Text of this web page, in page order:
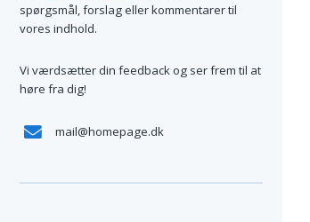
spørgsmål, forslag eller kommentarer til
vores indhold.
Vi værdsætter din feedback og ser frem til at
høre fra dig!
mail@homepage.dk